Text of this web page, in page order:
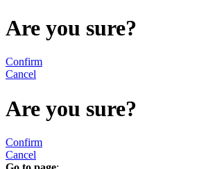
Are you sure?
Confirm
Cancel
Are you sure?
Confirm
Cancel